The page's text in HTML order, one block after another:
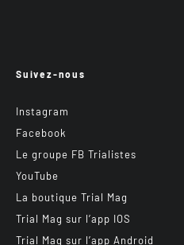
Suivez-nous
Instagram
Facebook
Le groupe FB Trialistes
YouTube
La boutique Trial Mag
Trial Mag sur l’app IOS
Trial Mag sur l’app Android